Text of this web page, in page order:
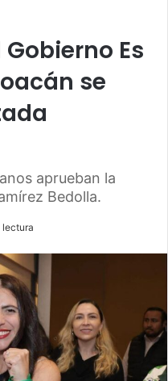
Es
se
aprueban la
Bedolla.
lectura